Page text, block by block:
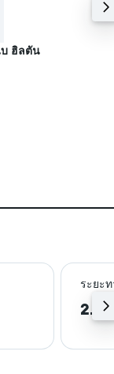
บ ฮิลตัน
ระยะท
2.2